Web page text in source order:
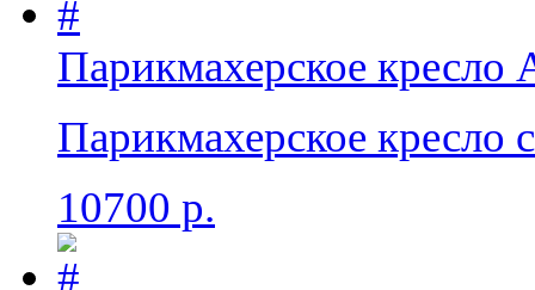
Парикмахерское
Парикмахерское кресло
10700 р.